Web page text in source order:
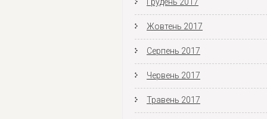
Жовтень 2017
Серпень 2017
Червень 2017
Травень 2017